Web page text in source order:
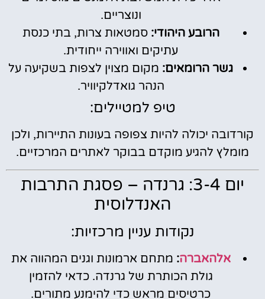
ונוצריים.
הרובע היהודי: סמטאות צרות, בתי כנסת
עתיקים ואווירה ייחודית.
גשר הרומאים: מקום מצוין לצפות בשקיעה על
הנהר גואדלקיוויר.
טיפ למטיילים:
קורדובה יכולה להיות צפופה בעונות התיירות, ולכן
מומלץ להגיע מוקדם בבוקר לאתרים המרכזיים.
יום 3-4: גרנדה – פסגת התרבות
האנדלוסית
נקודות עניין מרכזיות:
אלהאברה: מתחם ארמונות וגנים המהווה את
גולת הכותרת של גרנדה. כדאי להזמין
כרטיסים מראש כדי להימנע מתורים.